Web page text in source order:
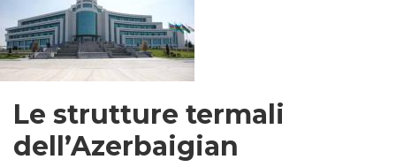
Le strutture termali
dell’Azerbaigian